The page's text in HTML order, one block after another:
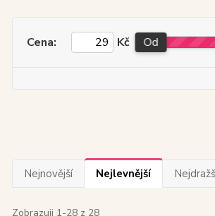
Cena: Kč Od
Nejnovější Nejlevnější
Zobrazuji 1-28 z 28